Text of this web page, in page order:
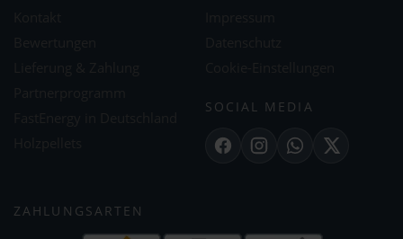
SOCIAL MEDIA
FacebookInstagramWhatsApp
X
ZAHLUNGSARTEN